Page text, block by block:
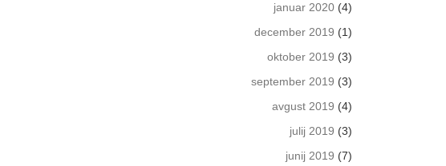
januar 2020 (4)
december 2019 (1)
oktober 2019 (3)
september 2019 (3)
avgust 2019 (4)
julij 2019 (3)
junij 2019 (7)